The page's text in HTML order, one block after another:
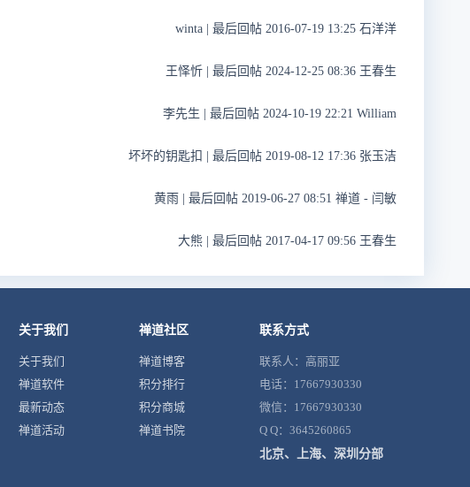
winta | 最后回帖 2016-07-19 13:25 石洋洋
王怿忻 | 最后回帖 2024-12-25 08:36 王春生
李先生 | 最后回帖 2024-10-19 22:21 William
坏坏的钥匙扣 | 最后回帖 2019-08-12 17:36 张玉洁
黄雨 | 最后回帖 2019-06-27 08:51 禅道 - 闫敏
大熊 | 最后回帖 2017-04-17 09:56 王春生
关于我们
关于我们
禅道软件
最新动态
禅道活动
禅道社区
禅道博客
积分排行
积分商城
禅道书院
联系方式
联系人：高丽亚
电话：17667930330
微信：17667930330
Q Q：3645260865
北京、上海、深圳分部